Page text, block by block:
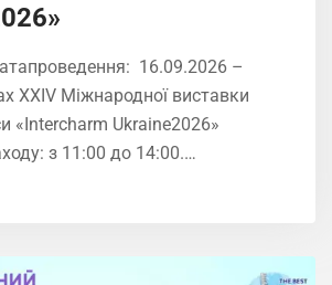
16.09.2026 –
XXIV Міжнародної виставки
«Intercharm Ukrainе2026»
з 11:00 до 14:00.…